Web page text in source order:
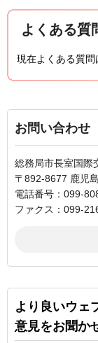
よくある質
現在よくある質問
お問い合わせ
総務局市長室国際
〒892-8677 鹿児
電話番号：099-
ファクス：099-
より良いウェ
意見をお聞か